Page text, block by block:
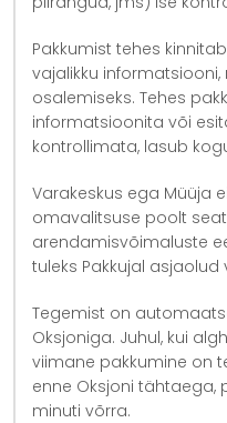
Pakkumist tehes
vajalikku
osalemiseks. Tehes
informatsioonita või
kontrollimata, lasub
Varakeskus ega Müüja
omavalitsuse poolt
arendamisvõimaluste
tuleks Pakkujal
Tegemist on
Oksjoniga. Juhul, kui
viimane pakkumine on
enne Oksjoni
minuti võrra.